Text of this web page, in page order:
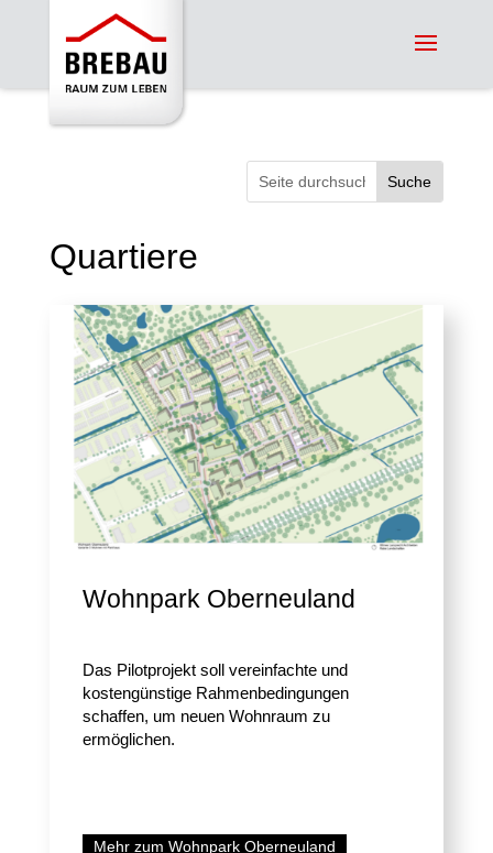
Suchen
Quartiere
Wohnpark Oberneuland
Das Pilotprojekt soll vereinfachte und
kostengünstige Rahmenbedingungen
schaffen, um neuen Wohnraum zu
ermöglichen.
Mehr zum Wohnpark Oberneuland